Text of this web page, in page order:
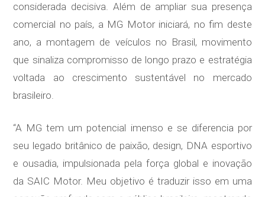
considerada decisiva. Além de ampliar sua presença
comercial no país, a MG Motor iniciará, no fim deste
ano, a montagem de veículos no Brasil, movimento
que sinaliza compromisso de longo prazo e estratégia
voltada ao crescimento sustentável no mercado
brasileiro.
“A MG tem um potencial imenso e se diferencia por
seu legado britânico de paixão, design, DNA esportivo
e ousadia, impulsionada pela força global e inovação
da SAIC Motor. Meu objetivo é traduzir isso em uma